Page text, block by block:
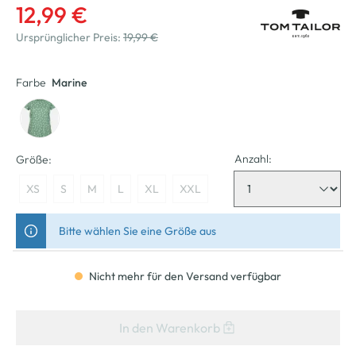
12,99 €
Ursprünglicher Preis: 19,99 €
Farbe Marine
Größe:
XS S M L XL XXL
Anzahl:
Bitte wählen Sie eine Größe aus
Nicht mehr für den Versand verfügbar
In den Warenkorb